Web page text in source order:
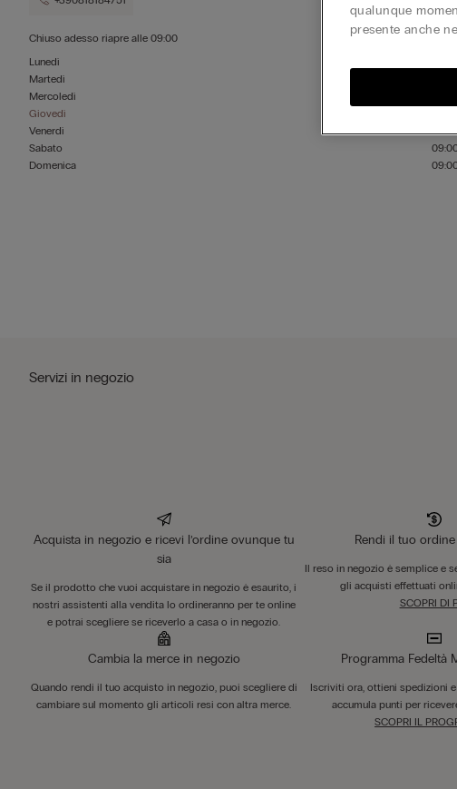
Chiuso adesso riapre alle 09:00
Lunedì
Martedì
Mercoledì
Giovedì
Venerdì
Sabato
Domenica
Servizi in negozio
Acquista in negozio e ricevi l’ordine ovunque tu
sia
Se il prodotto che vuoi acquistare in negozio è esaurito, i
nostri assistenti alla vendita lo ordineranno per te online
e potrai scegliere se riceverlo a casa o in negozio.
Rendi il tuo
Il reso in negozio è semplice e
gli acquisti effettuati
SCOPRI DI
Cambia la merce in negozio
Quando rendi il tuo acquisto in negozio, puoi scegliere di
cambiare sul momento gli articoli resi con altra merce.
Programma Fedeltà
Iscriviti ora, ottieni spedizioni
accumula punti per
SCOPRI IL
qualunque
presente anche